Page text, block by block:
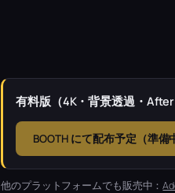
有料版（4K・背景透過・
BOOTH にて配布予定（準備
他のプラットフォームでも販売中：